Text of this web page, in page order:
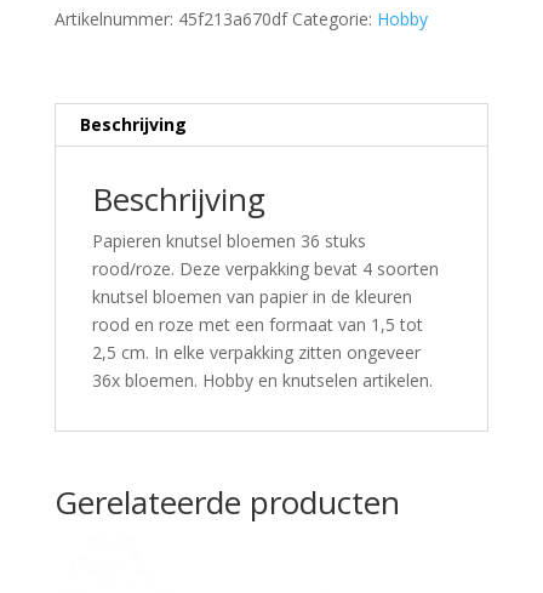
Artikelnummer: 45f213a670df Categorie: Hobby
Beschrijving
Beschrijving
Papieren knutsel bloemen 36 stuks
rood/roze. Deze verpakking bevat 4 soorten
knutsel bloemen van papier in de kleuren
rood en roze met een formaat van 1,5 tot
2,5 cm. In elke verpakking zitten ongeveer
36x bloemen. Hobby en knutselen artikelen.
Gerelateerde producten